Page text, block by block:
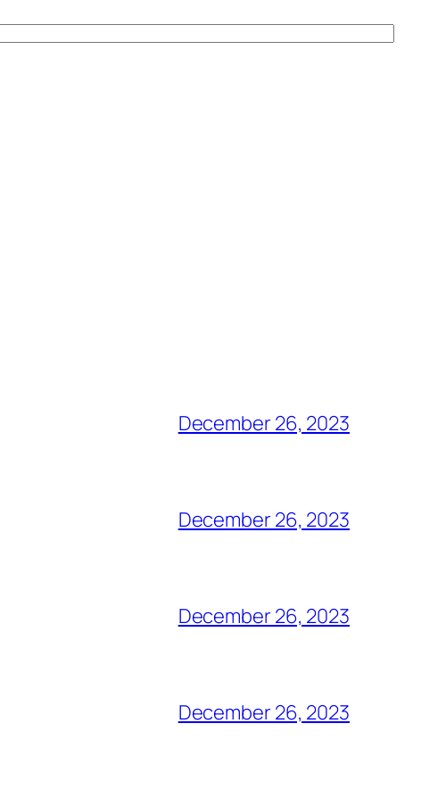
December 26, 2023
December 26, 2023
December 26, 2023
December 26, 2023